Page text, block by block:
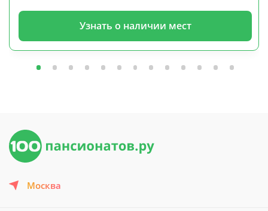
Узнать о наличии мест
Москва